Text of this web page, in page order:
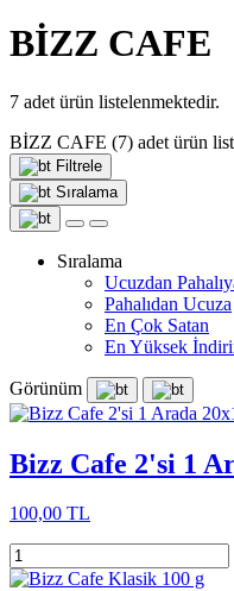
BİZZ CAFE
7 adet ürün listelenmektedir.
BİZZ CAFE (7) adet ürün
Filtrele
Sıralama
Sıralama
Ucuzdan
Pahalıdan Ucuza
En Çok Satan
En Yüksek
Görünüm
Bizz Cafe 2'si 1
100,00 TL